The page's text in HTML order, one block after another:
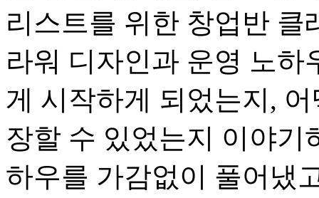
리스트를 위한 창업반 클
라워 디자인과 운영 노하
게 시작하게 되었는지,
장할 수 있었는지 이야기
하우를 가감없이 풀어냈